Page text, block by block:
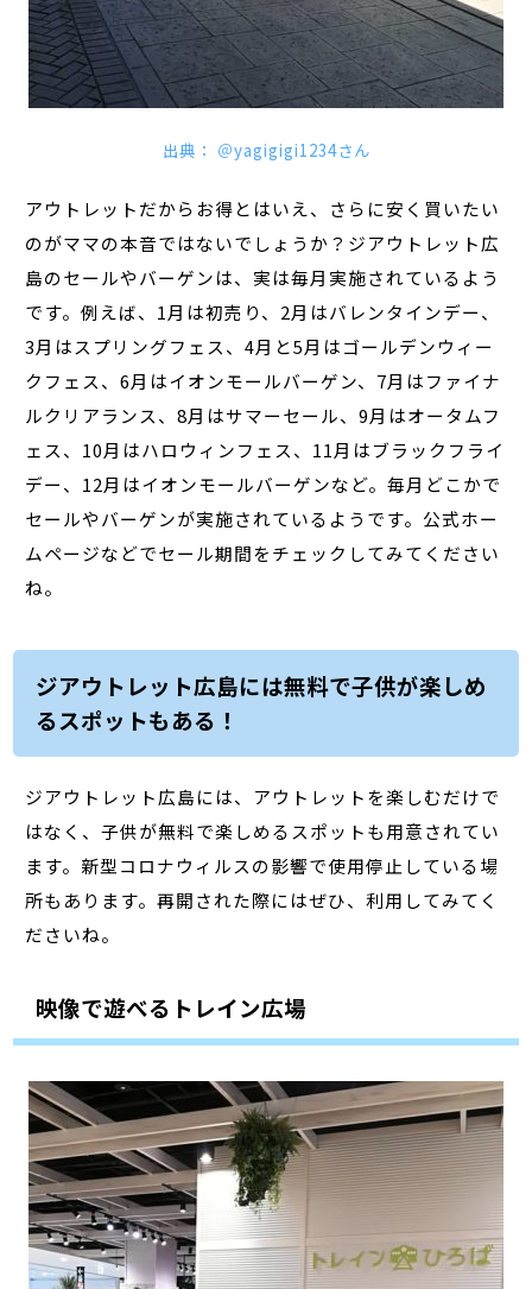
出典： ＠yagigigi1234さん
アウトレットだからお得とはいえ、さらに安く買いたい
のがママの本音ではないでしょうか？ジアウトレット広
島のセールやバーゲンは、実は毎月実施されているよう
です。例えば、1月は初売り、2月はバレンタインデー、
3月はスプリングフェス、4月と5月はゴールデンウィー
クフェス、6月はイオンモールバーゲン、7月はファイナ
ルクリアランス、8月はサマーセール、9月はオータムフ
ェス、10月はハロウィンフェス、11月はブラックフライ
デー、12月はイオンモールバーゲンなど。毎月どこかで
セールやバーゲンが実施されているようです。公式ホー
ムページなどでセール期間をチェックしてみてください
ね。
ジアウトレット広島には無料で子供が楽しめ
るスポットもある！
ジアウトレット広島には、アウトレットを楽しむだけで
はなく、子供が無料で楽しめるスポットも用意されてい
ます。新型コロナウィルスの影響で使用停止している場
所もあります。再開された際にはぜひ、利用してみてく
ださいね。
映像で遊べるトレイン広場